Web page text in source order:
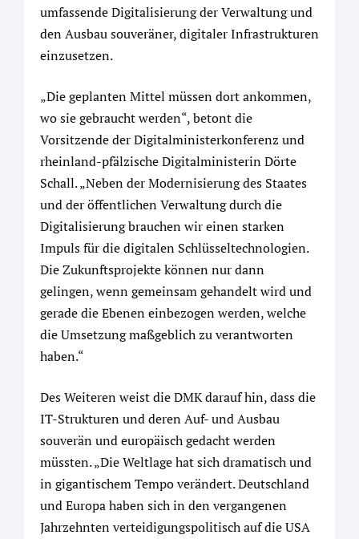
umfassende Digitalisierung der Verwaltung und
den Ausbau souveräner, digitaler Infrastrukturen
einzusetzen.
„Die geplanten Mittel müssen dort ankommen,
wo sie gebraucht werden“, betont die
Vorsitzende der Digitalministerkonferenz und
rheinland-pfälzische Digitalministerin Dörte
Schall. „Neben der Modernisierung des Staates
und der öffentlichen Verwaltung durch die
Digitalisierung brauchen wir einen starken
Impuls für die digitalen Schlüsseltechnologien.
Die Zukunftsprojekte können nur dann
gelingen, wenn gemeinsam gehandelt wird und
gerade die Ebenen einbezogen werden, welche
die Umsetzung maßgeblich zu verantworten
haben.“
Des Weiteren weist die DMK darauf hin, dass die
IT-Strukturen und deren Auf- und Ausbau
souverän und europäisch gedacht werden
müssten. „Die Weltlage hat sich dramatisch und
in gigantischem Tempo verändert. Deutschland
und Europa haben sich in den vergangenen
Jahrzehnten verteidigungspolitisch auf die USA